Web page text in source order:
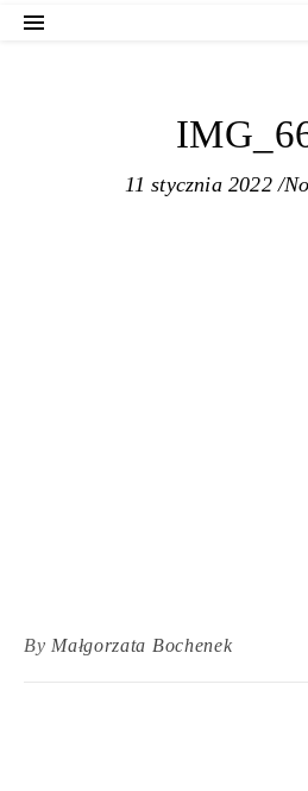
11 stycznia 2022 /
By Małgorzata Bochenek